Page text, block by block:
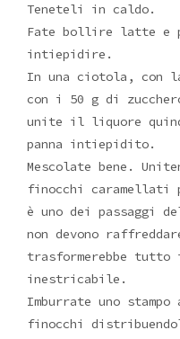
Teneteli in caldo.
Fate bollire latte e
intiepidire.
In una ciotola, con
con i 50 g di
unite il liquore
panna intiepidito.
Mescolate bene.
finocchi caramellati
è uno dei passaggi
non devono
trasformerebbe tutto
inestricabile.
Imburrate uno
finocchi